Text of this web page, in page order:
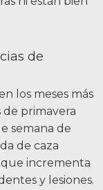
de
los meses más
de primavera
semana de
de caza
que incrementa
y lesiones.